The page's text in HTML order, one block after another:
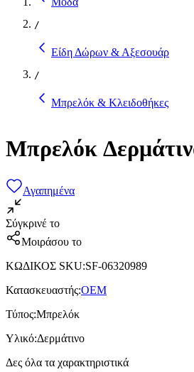
/
Είδη Δώρων & Αξεσουάρ
/
Μπρελόκ & Κλειδοθήκες
Μπρελόκ
Αγαπημένα
Σύγκρινέ το
Μοιράσου το
ΚΩΔΙΚΟΣ SKU:SF-06320989
Κατασκευαστής:OEM
Τύπος:Μπρελόκ
Υλικό:Δερμάτινο
Δες όλα τα χαρακτηριστικά